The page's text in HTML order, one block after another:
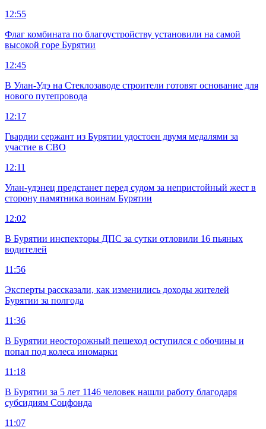
12:55
Флаг комбината по благоустройству установили на самой
высокой горе Бурятии
12:45
В Улан-Удэ на Стеклозаводе строители готовят основание для
нового путепровода
12:17
Гвардии сержант из Бурятии удостоен двумя медалями за
участие в СВО
12:11
Улан-удэнец предстанет перед судом за непристойный жест в
сторону памятника воинам Бурятии
12:02
В Бурятии инспекторы ДПС за сутки отловили 16 пьяных
водителей
11:56
Эксперты рассказали, как изменились доходы жителей
Бурятии за полгода
11:36
В Бурятии неосторожный пешеход оступился с обочины и
попал под колеса иномарки
11:18
В Бурятии за 5 лет 1146 человек нашли работу благодаря
субсидиям Соцфонда
11:07